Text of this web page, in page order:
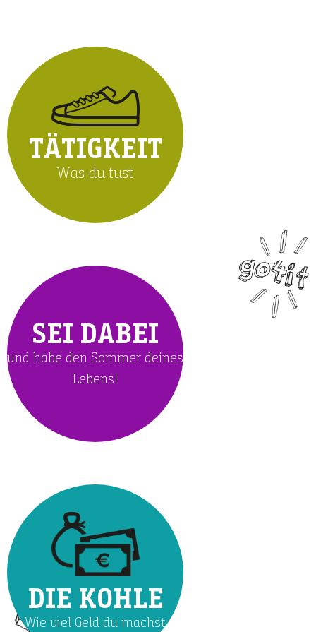
TÄTIGKEIT
Was du tust
SEI DABEI
und habe den Sommer deines
Lebens!
DIE KOHLE
Wie viel Geld du machst